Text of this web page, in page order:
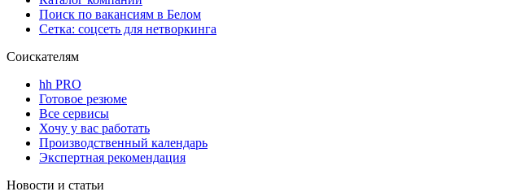
Поиск по вакансиям в Белом
Сетка: соцсеть для нетворкинга
Соискателям
hh PRO
Готовое резюме
Все сервисы
Хочу у вас работать
Производственный календарь
Экспертная рекомендация
Новости и статьи